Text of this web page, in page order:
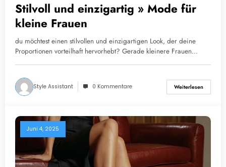
Stilvoll und einzigartig » Mode für
kleine Frauen
du möchtest einen stilvollen und einzigartigen Look, der deine
Proportionen vorteilhaft hervorhebt? Gerade kleinere Frauen…
Style Assistant 0 Kommentare Weiterlesen
Juni 4, 2025